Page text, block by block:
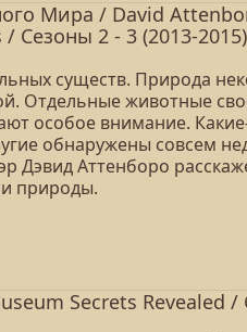
Мира / David
Сезоны 2 - 3 (2013-2015)
существ. Природа
Отдельные животные
особое внимание.
обнаружены совсем
Дэвид Аттенборо
природы.
Secrets Revealed /